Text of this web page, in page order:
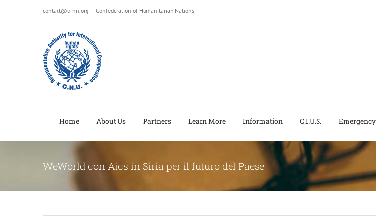
al
contact@u-hn.org | Confederation of Humanitarian Nations
Home About Us Partners Learn More Information C.I.U.S. Emergency
WeWorld con Aics in Siria per il futuro del Paese